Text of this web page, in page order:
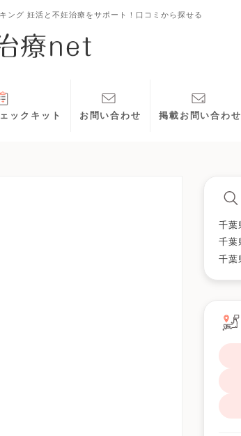
ング 妊活と不妊治療をサポート！口コミから探せる
ックキット お問い合わせ 掲載お問い合わせ
千葉
千葉
千葉